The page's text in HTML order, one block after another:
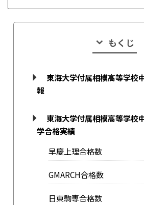
もくじ
東海大学付属相模高等学校
報
東海大学付属相模高等学校
学合格実績
早慶上理合格数
GMARCH合格数
日東駒専合格数